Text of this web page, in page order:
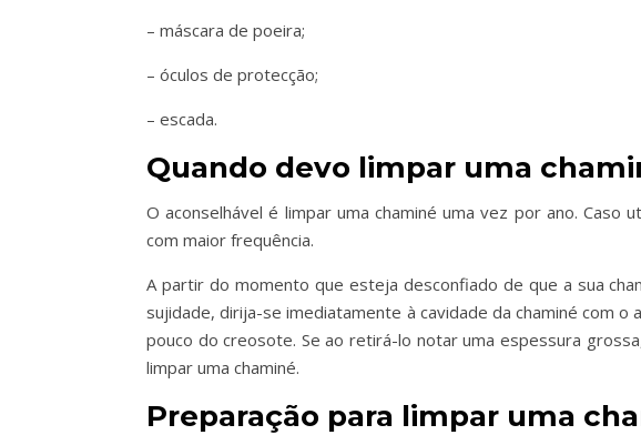
– máscara de poeira;
– óculos de protecção;
– escada.
Quando devo limpar uma
O aconselhável é limpar uma chaminé uma vez por ano. Caso
com maior frequência.
A partir do momento que esteja desconfiado de que a sua
sujidade, dirija-se imediatamente à cavidade da chaminé com o
pouco do creosote. Se ao retirá-lo notar uma espessura
limpar uma chaminé.
Preparação para limpar uma